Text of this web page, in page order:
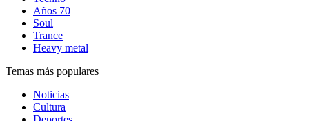
Años 70
Soul
Trance
Heavy metal
Temas más populares
Noticias
Cultura